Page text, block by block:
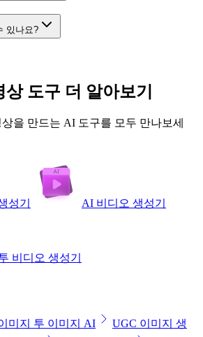
있나요?
도구 더 알아보기
을 만드는 AI 도구를 모두 만나보세
성기 AI 비디오 생성기
비디오 생성기
미지 투 이미지 AI
UGC 이미지 생